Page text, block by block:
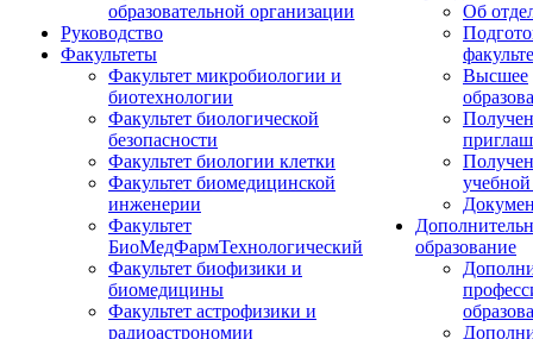
образовательной организации
Руководство
Факультеты
Факультет микробиологии и
биотехнологии
Факультет биологической
безопасности
Факультет биологии клетки
Факультет биомедицинской
инженерии
Факультет
БиоМедФармТехнологический
Факультет биофизики и
биомедицины
Факультет астрофизики и
радиоастрономии
Об
Высшее
образование